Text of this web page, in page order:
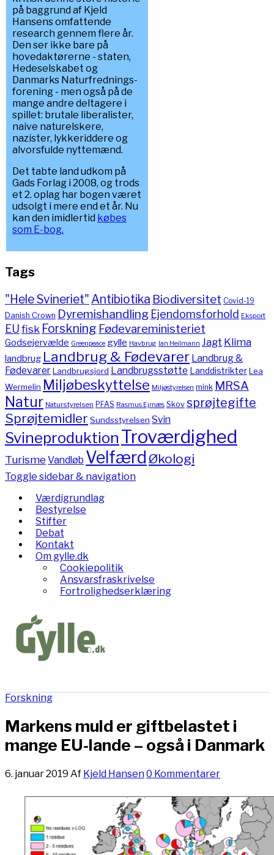
på baggrund af Kjeld
Hansens omfattende
research gennem flere år.
Den ser ikke bare på
hovedaktørerne - staten,
Hedeselskabet og
Danmarks Naturfrednings-
forening - men også på de
mange andre deltagere i
spillet: brutale liberalister,
naive naturelskere,
nazister, lykkeriddere og
alvorsfulde nyttemænd.
Det tabte land udkom på
Gads Forlag i 2008, og trods
et 2. oplag har bogen været
udsolgt i mere end et år. Nu
kan den imidlertid købes
som E-bog.
Tags
"Hele Svineriet" Antibiotika Biodiversitet Covid-19
Danish Crown Dyremishandling Ejendomsforhold Eksport
EUfisk Forskning Fødevareministeriet
Godsejervælde Greenpeace gylle Havbrug Ian Heilmann Jagt Klima
landbrug Landbrug & Fødevarer Landbrug &
FødevarerLandbrugsjord Landbrugsstøtte LanddistrikterLea
Wermelin Miljøbeskyttelse Miljøstyrelsen mink MRSA
Natur Naturstyrelsen PFAS Rasmus Ejrnæs Skov sprøjtegifte
Sprøjtemidler Sundsstyrelsen Svin
Svineproduktion Troværdighed
TurismeVandløb Velfærd Økologi
Toggle sidebar & navigation
Værdigrundlag
Bestyrelse
Stifter
Debat
Kontakt
Om gylle.dk
Cookiepolitik
Ansvarsfraskrivelse
Fortrolighedserklæring
Forskning
Markens muld er giftbelastet i
mange EU-lande – også i Danmark
6. januar 2019 Af Kjeld Hansen0 Kommentarer